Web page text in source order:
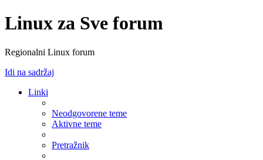
Linux za Sve forum
Regionalni Linux forum
Idi na sadržaj
Linki
Neodgovorene teme
Aktivne teme
Pretražnik